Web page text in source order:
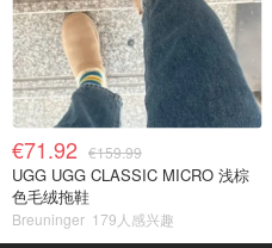
€71.92 €159.99
UGG UGG CLASSIC MICRO 浅棕
色毛绒拖鞋
Breuninger 179人感兴趣